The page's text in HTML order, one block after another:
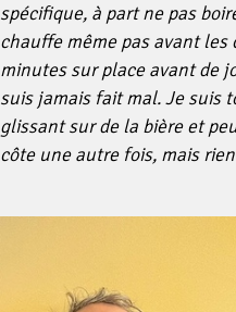
spécifique, à part ne pas
chauffe même pas avant les
minutes sur place avant de
suis jamais fait mal. Je suis
glissant sur de la bière et
côte une autre fois, mais